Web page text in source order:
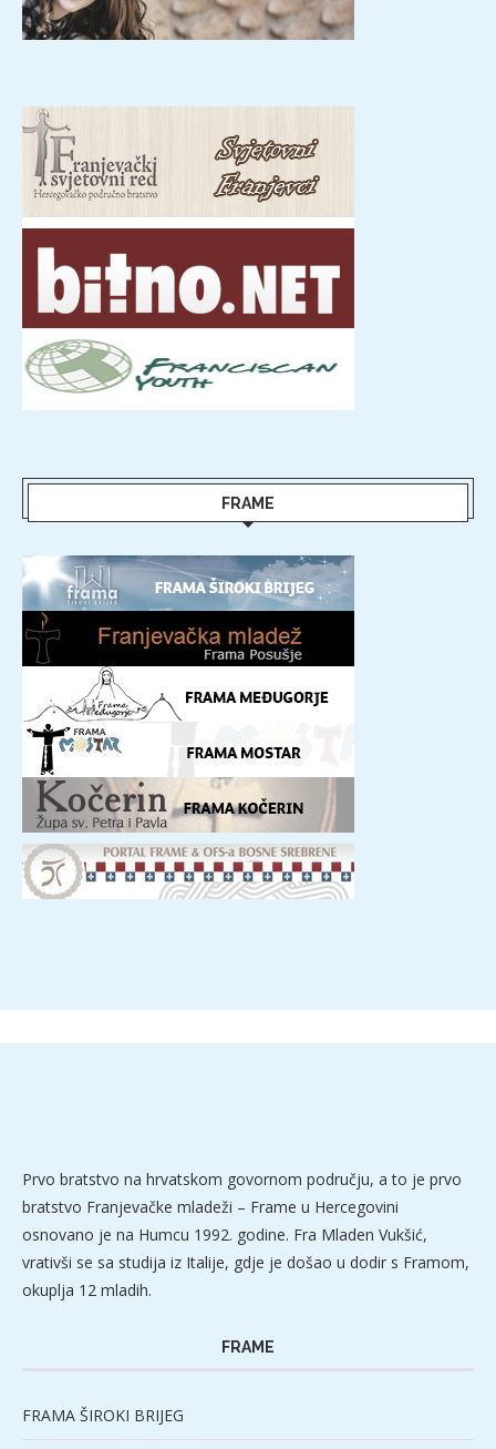
FRAME
Prvo bratstvo na hrvatskom govornom području, a to je prvo
bratstvo Franjevačke mladeži – Frame u Hercegovini
osnovano je na Humcu 1992. godine. Fra Mladen Vukšić,
vrativši se sa studija iz Italije, gdje je došao u dodir s Framom,
okuplja 12 mladih.
FRAME
FRAMA ŠIROKI BRIJEG